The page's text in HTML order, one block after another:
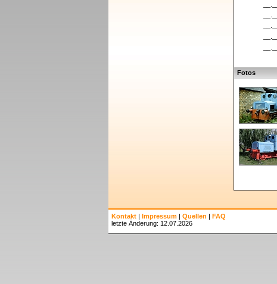
Fotos
Kontakt | Impressum | Quellen | FAQ
letzte Änderung: 12.07.2026